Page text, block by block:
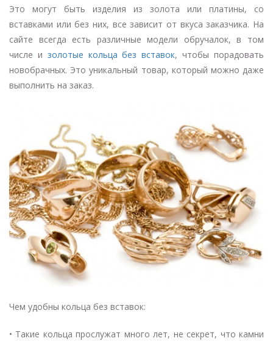
Это могут быть изделия из золота или платины, со
вставками или без них, все зависит от вкуса заказчика. На
сайте всегда есть различные модели обручалок, в том
числе и золотые кольца без вставок, чтобы порадовать
новобрачных. Это уникальный товар, который можно даже
выполнить на заказ.
Чем удобны кольца без вставок:
• Такие кольца прослужат много лет, не секрет, что камни